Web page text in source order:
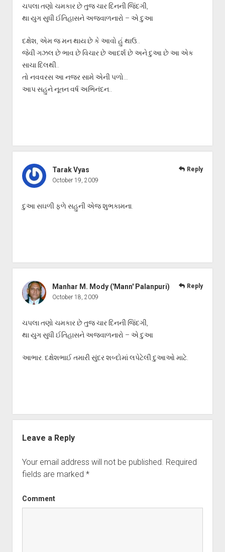
ચપલા તણો ચમકાર છે તુજ ચાર દિનની જિંદગી,
થા યુગ સુધી ઈતિહાસને અજવાળનારો – એ દુઆ
દક્ષેશ, એમ જ મન થાય છે કે આવો હું થાઉ..
જેવી ગઝલ છે ભાવ છે વિચાર છે આદર્શ છે અને દુઆ છે આ એક
સાચા દિલથી..
તો નવવરસ આ નજર સામે એની પળો…
આપ સહુને નૂતન વર્ષ અભિનંદન..
Tarak Vyas
October 19, 2009
દુઆ સઘળી ફળે સહુની એજ શુભકામના.
Reply
Manhar M. Mody ('Mann' Palanpuri)
October 18, 2009
ચપલા તણો ચમકાર છે તુજ ચાર દિનની જિંદગી,
થા યુગ સુધી ઈતિહાસને અજવાળનારો – એ દુઆ
આભાર. દક્ષેશભાઈ તમારી સુંદર શબ્દોમાં લપેટેલી દુઆઓ માટે.
Reply
Leave a Reply
Your email address will not be published. Required
fields are marked *
Comment